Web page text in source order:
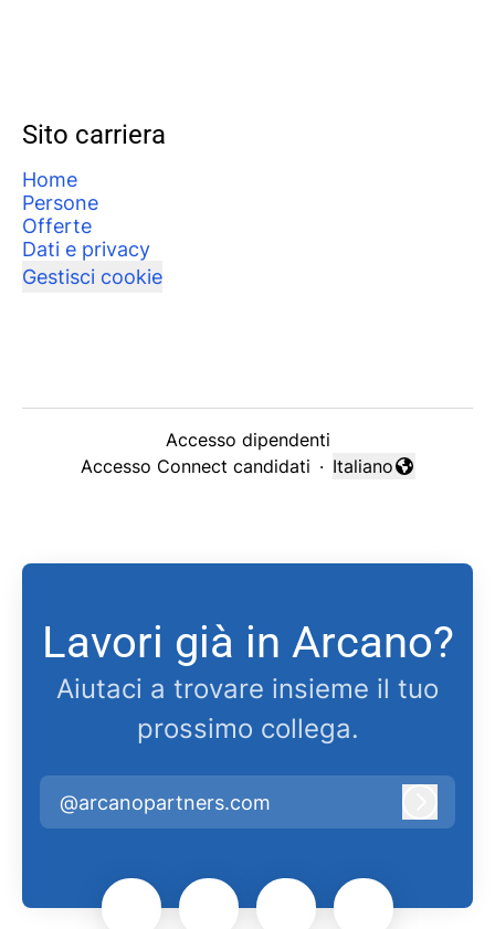
Sito carriera
Home
Persone
Offerte
Dati e privacy
Gestisci cookie
Accesso dipendenti
Accesso Connect candidati ·
Cambia lingua
Italiano
Lavori già in Arcano?
Aiutaci a trovare insieme il tuo
prossimo collega.
@arcanopartners.com